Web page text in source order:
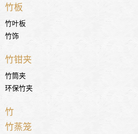
竹板
竹叶板
竹饰
竹钳夹
竹筒夹
环保竹夹
竹
竹蒸笼